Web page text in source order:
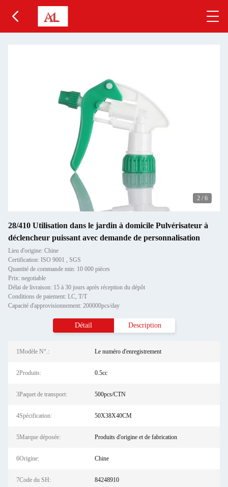
2 / 6
28/410 Utilisation dans le jardin à domicile Pulvérisateur à
déclencheur puissant avec demande de personnalisation
Lieu d'origine: Chine
Certification: ISO 9001 , SGS
Quantité de commande min: 10 000 pièces
Prix: negotiable
Délai de livraison: 15 à 30 jours après réception du dépôt
Conditions de paiement: LC, T/T
Capacité d'approvisionnement: 200000pcs/day
Détail Description
1Modèle N°.: Le numéro d'enregistrement
2Produits: 0.5cc
3Paquet de transport: 500pcs/CTN
4Spécification: 50X38X40CM
5Marque déposée: Produits d'origine et de fabrication
6Origine: Chine
7Code du SH: 84248910